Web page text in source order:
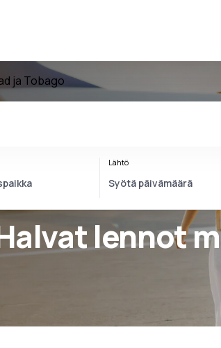
ja Tobago
lennot
Lähtö